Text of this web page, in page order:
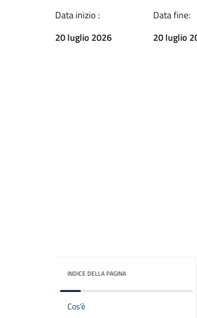
Data inizio :
20 luglio 2026
Data fine:
20 luglio
INDICE DELLA PAGINA
Cos'è